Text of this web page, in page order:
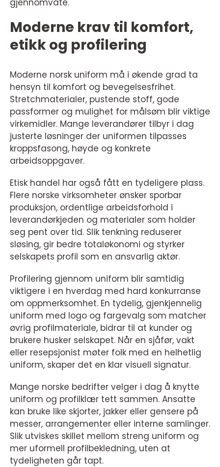
Moderne krav til komfort,
etikk og profilering
Moderne norsk uniform må i økende grad ta
hensyn til komfort og bevegelsesfrihet.
Stretchmaterialer, pustende stoff, gode
passformer og mulighet for målsøm blir viktige
virkemidler. Mange leverandører tilbyr i dag
justerte løsninger der uniformen tilpasses
kroppsfasong, høyde og konkrete
arbeidsoppgaver.
Etisk handel har også fått en tydeligere plass.
Flere norske virksomheter ønsker sporbar
produksjon, ordentlige arbeidsforhold i
leverandørkjeden og materialer som holder
seg pent over tid. Slik tenkning reduserer
sløsing, gir bedre totaløkonomi og styrker
selskapets profil som en ansvarlig aktør.
Profilering gjennom uniform blir samtidig
viktigere i en hverdag med hard konkurranse
om oppmerksomhet. En tydelig, gjenkjennelig
uniform med logo og fargevalg som matcher
øvrig profilmateriale, bidrar til at kunder og
brukere husker selskapet. Når en sjåfør, vakt
eller resepsjonist møter folk med en helhetlig
uniform, skaper det en klar visuell signatur.
Mange norske bedrifter velger i dag å knytte
uniform og profilklær tett sammen. Ansatte
kan bruke like skjorter, jakker eller gensere på
messer, arrangementer eller interne samlinger.
Slik utviskes skillet mellom streng uniform og
mer uformell profilbekledning, uten at
tydeligheten går tapt.